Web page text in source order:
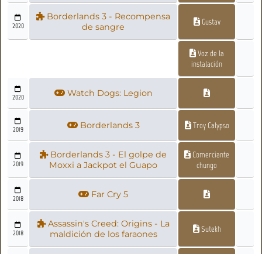
2020
Borderlands 3 - Recompensa
de sangre
Gustav
Voz de la
instalación
2020 Watch Dogs: Legion
2019 Borderlands 3 Troy Calypso
2019
Borderlands 3 - El golpe de
Moxxi a Jackpot el Guapo
Comerciante
chungo
2018 Far Cry 5
2018
Assassin's Creed: Origins - La
maldición de los faraones
Sutekh